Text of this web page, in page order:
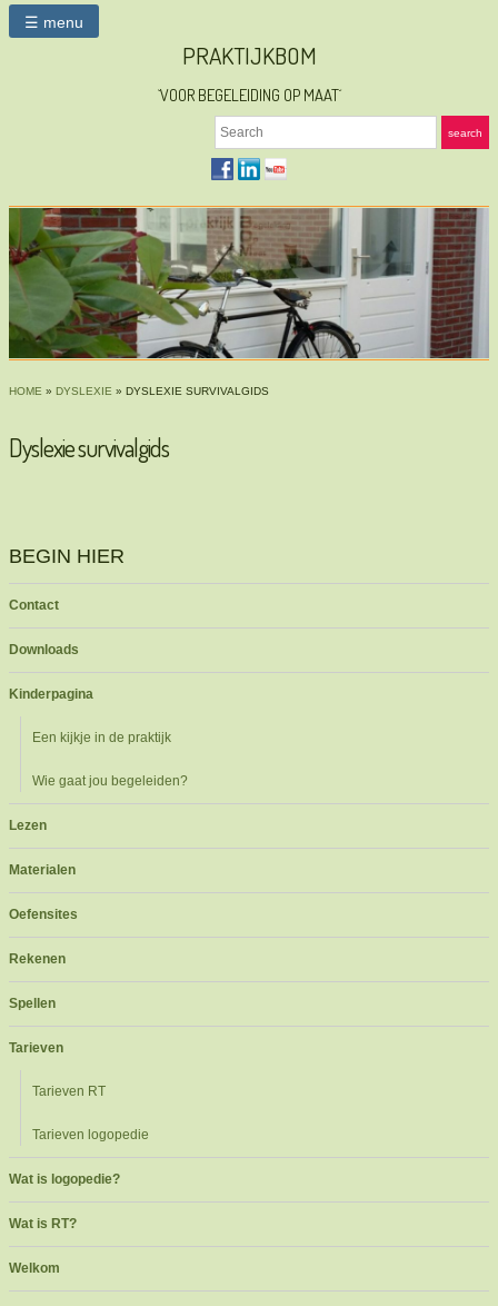
☰ menu
PRAKTIJKBOM
`VOOR BEGELEIDING OP MAAT´
Search search
HOME » DYSLEXIE » DYSLEXIE SURVIVALGIDS
Dyslexie survivalgids
BEGIN HIER
Contact
Downloads
Kinderpagina
Een kijkje in de praktijk
Wie gaat jou begeleiden?
Lezen
Materialen
Oefensites
Rekenen
Spellen
Tarieven
Tarieven RT
Tarieven logopedie
Wat is logopedie?
Wat is RT?
Welkom